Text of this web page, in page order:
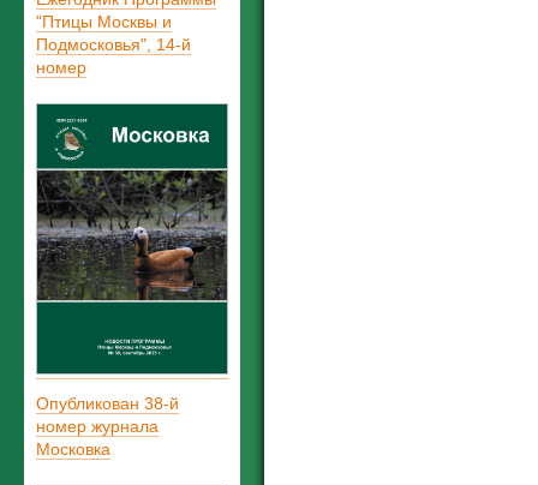
"Птицы Москвы и
Подмосковья", 14-й
номер
Опубликован 38-й
номер журнала
Московка